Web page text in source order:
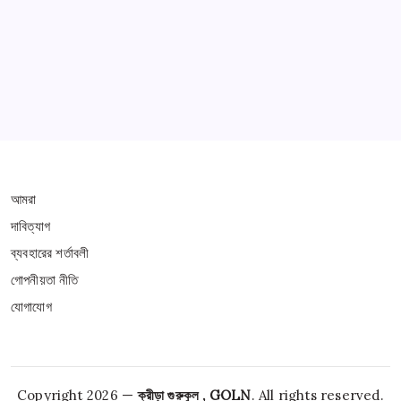
আমরা
দাবিত্যাগ
ব্যবহারের শর্তাবলী
গোপনীয়তা নীতি
যোগাযোগ
Copyright 2026 —ক্রীড়া গুরুকুল , GOLN. All rights reserved.